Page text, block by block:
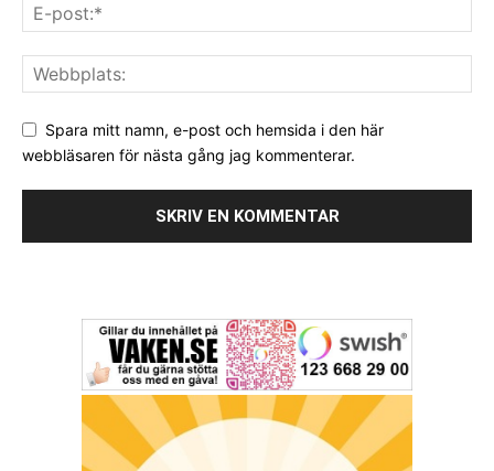
Spara mitt namn, e-post och hemsida i den här
webbläsaren för nästa gång jag kommenterar.